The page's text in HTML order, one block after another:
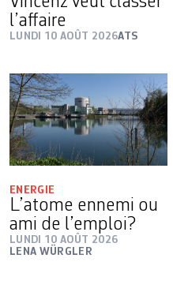
l’affaire
LUNDI 10 AOÛT 2026ATS
ENERGIE
L’atome ennemi ou
ami de l’emploi?
LUNDI 10 AOÛT 2026
LENA WÜRGLER